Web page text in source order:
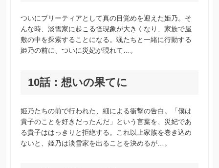
ついにプリーティアとして真の目覚めを迎えた姫乃。そ
んな時、淡雪家に起こる怪現象が大きくなり、家族で屋
敷の中を探索することになる。颯たちと一緒に行動する
姫乃の前に、ついに災妃が現れて…。
10話：想いの果てに
姫乃たちの前で行われた、細による衝撃の告白。「僕は
貴子のことを好きだったんだ」という言葉を、災妃であ
る貴子ははっきりと拒絶する。これ以上家族を巻き込め
ないと、姫乃は淡雪家を出ることを決めるが…。